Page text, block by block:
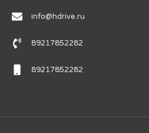
info@hdrive.ru
89217852282
89217852282